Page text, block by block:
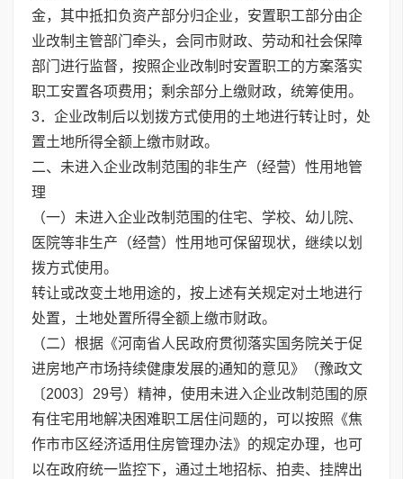
金，其中抵扣负资产部分归企业，安置职工部分由企
业改制主管部门牵头，会同市财政、劳动和社会保障
部门进行监督，按照企业改制时安置职工的方案落实
职工安置各项费用；剩余部分上缴财政，统筹使用。
3．企业改制后以划拨方式使用的土地进行转让时，处
置土地所得全额上缴市财政。
二、未进入企业改制范围的非生产（经营）性用地管
理
（一）未进入企业改制范围的住宅、学校、幼儿院、
医院等非生产（经营）性用地可保留现状，继续以划
拨方式使用。
转让或改变土地用途的，按上述有关规定对土地进行
处置，土地处置所得全额上缴市财政。
（二）根据《河南省人民政府贯彻落实国务院关于促
进房地产市场持续健康发展的通知的意见》（豫政文
〔2003〕29号）精神，使用未进入企业改制范围的原
有住宅用地解决困难职工居住问题的，可以按照《焦
作市市区经济适用住房管理办法》的规定办理，也可
以在政府统一监控下，通过土地招标、拍卖、挂牌出